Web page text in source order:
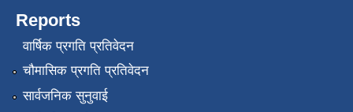
Reports
वार्षिक प्रगति प्रतिवेदन
चौमासिक प्रगति प्रतिवेदन
सार्वजनिक सुनुवाई